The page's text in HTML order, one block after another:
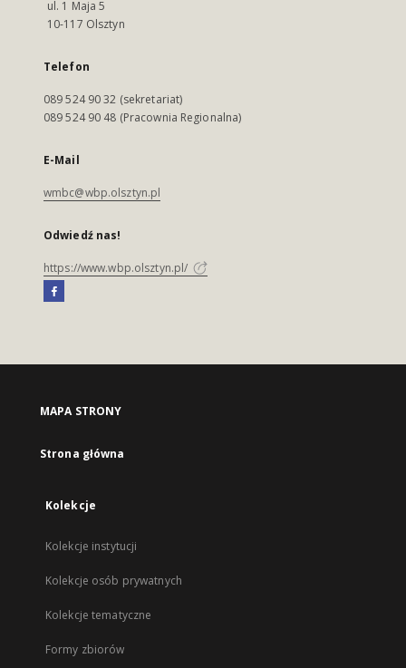
ul. 1 Maja 5
10-117 Olsztyn
Telefon
089 524 90 32 (sekretariat)
089 524 90 48 (Pracownia Regionalna)
E-Mail
wmbc@wbp.olsztyn.pl
Odwiedź nas!
https://www.wbp.olsztyn.pl/
MAPA STRONY
Strona główna
Kolekcje
Kolekcje instytucji
Kolekcje osób prywatnych
Kolekcje tematyczne
Formy zbiorów